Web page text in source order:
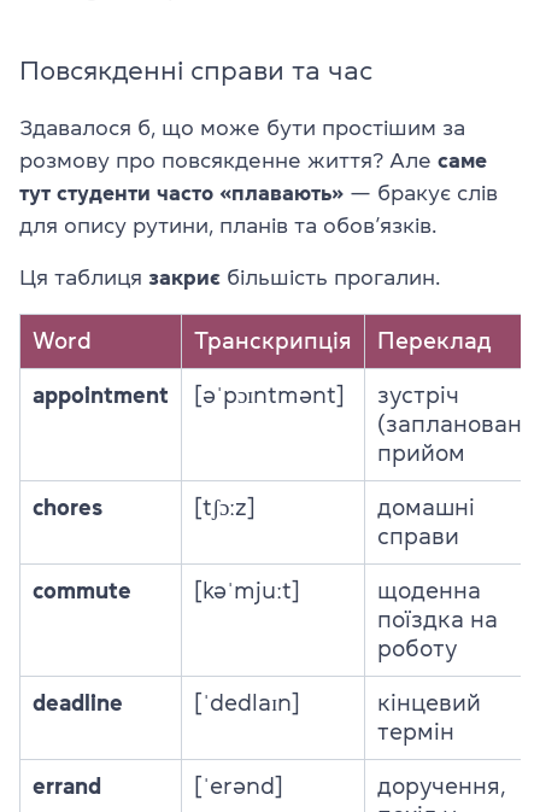
Повсякденні справи та час
Здавалося б, що може бути простішим за
розмову про повсякденне життя? Але саме
тут студенти часто «плавають» — бракує слів
для опису рутини, планів та обов’язків.
Ця таблиця закриє більшість прогалин.
Word Транскрипція Переклад
appointment [əˈpɔɪntmənt]
зустріч
прийом
chores [tʃɔːz]
домашні
справи
commute [kəˈmjuːt]
щоденна
поїздка на
роботу
deadline [ˈdedlaɪn]
кінцевий
термін
errand [ˈerənd]
доручення,